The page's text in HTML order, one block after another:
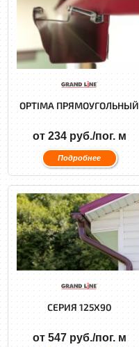
OPTIMA ПРЯМОУГОЛЬНЫЙ
от 234 руб./пог. м
Подробнее
СЕРИЯ 125X90
от 547 руб./пог. м